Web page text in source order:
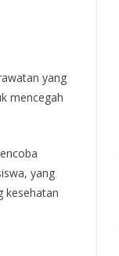
yang
mencegah
yang
kesehatan